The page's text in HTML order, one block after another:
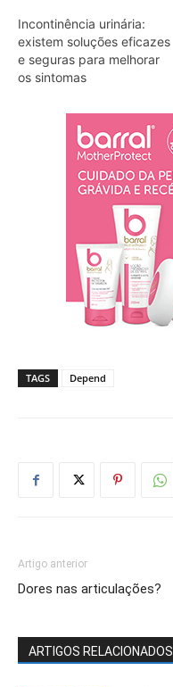
Incontinência urinária:
existem soluções eficazes
e seguras para melhorar
os sintomas
TAGS Depend
Artigo anterior
Dores nas articulações?
ARTIGOS RELACIONADOS